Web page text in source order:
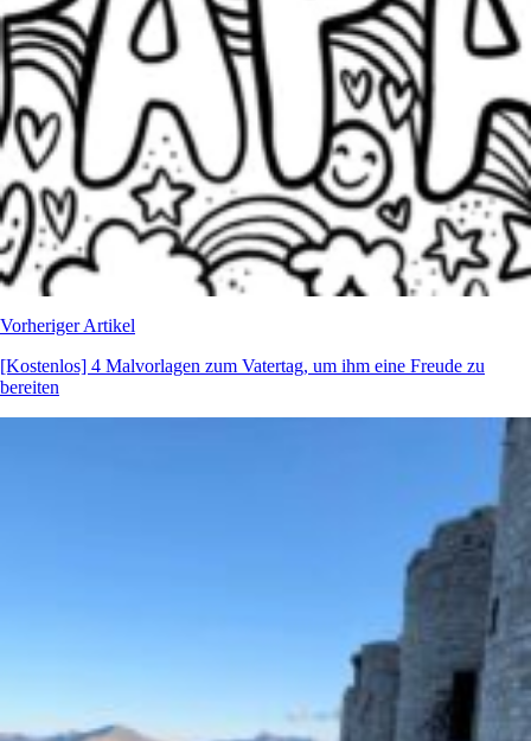
Vorheriger Artikel
[Kostenlos] 4 Malvorlagen zum Vatertag, um ihm eine Freude zu
bereiten